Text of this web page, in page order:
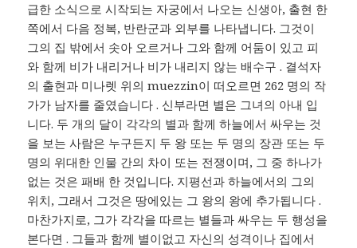
급한 소식으로 시작되는 자궁에서 나오는 신생아, 출현 한
쪽에서 다음 정복, 반란군과 외부를 나타냅니다. 그것이
그의 집 밖에서 솟아 오르거나 그와 함께 어둠이 있고 피
와 함께 비가 내리거나 비가 내리지 않는 배수구 . 결석자
의 출현과 미나렛 위의 muezzin이 떠오르면 262 명의 작
가가 남자를 줄였습니다 . 신부라면 별은 그녀의 아내 입
니다. 두 개의 달이 각각의 별과 함께 하늘에서 싸우는 것
을 보는 사람은 누구든지 두 왕 또는 두 명의 장관 또는 두
명의 위대한 인물 간의 차이 또는 전쟁이며, 그 중 하나가
없는 것은 패배 한 것입니다. 지평선과 하늘에서의 그의
위치, 그래서 그것은 땅에있는 그 왕의 왕에 추가됩니다 .
마찬가지로, 그가 각각을 따르는 별들과 싸우는 두 행성을
본다면 . 그들과 함께 별이없고 자신의 성격이나 집에서